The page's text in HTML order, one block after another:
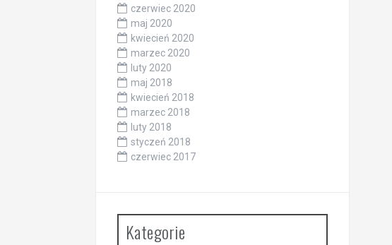
czerwiec 2020
maj 2020
kwiecień 2020
marzec 2020
luty 2020
maj 2018
kwiecień 2018
marzec 2018
luty 2018
styczeń 2018
czerwiec 2017
Kategorie